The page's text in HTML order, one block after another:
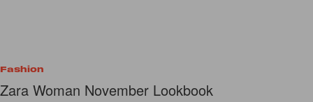
Fashion
Zara Woman November Lookbook